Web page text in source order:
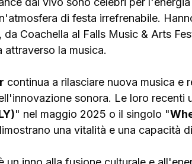
di festa irrefrenabile.
Coachella al Falls Music & Arts
attraverso la musica.
continua a rilasciare nuova musica e
sonora. Le loro recenti
" nel maggio 2025 o il singolo "
una vitalità e una capacità